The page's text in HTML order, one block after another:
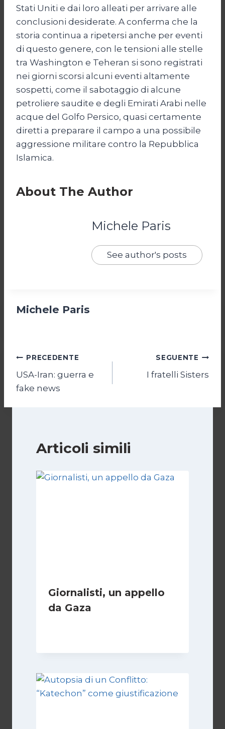
Stati Uniti e dai loro alleati per arrivare alle
conclusioni desiderate. A conferma che la
storia continua a ripetersi anche per eventi
di questo genere, con le tensioni alle stelle
tra Washington e Teheran si sono registrati
nei giorni scorsi alcuni eventi altamente
sospetti, come il sabotaggio di alcune
petroliere saudite e degli Emirati Arabi nelle
acque del Golfo Persico, quasi certamente
diretti a preparare il campo a una possibile
aggressione militare contro la Repubblica
Islamica.
About The Author
Michele Paris
See author's posts
Michele Paris
Navigazione
articoli
PRECEDENTE
USA-Iran: guerra e
fake news
SEGUENTE
I fratelli Sisters
Articoli simili
Giornalisti, un appello
da Gaza